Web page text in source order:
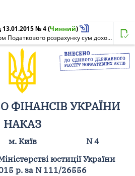
13.01.2015 № 4(Чинний)
Про затвердження форм Податкового розрахунку сум доходу, нарахованого (сплаченого) на користь платників податків - фізичних осіб, і сум утриманого з них податку, а також сум нарахованого єдиного внеску і Порядку заповнення та подання податковими агентами Податкових розрахунків сум доходу, нарахованого (сплаченого) на користь платників податків - фізичних осіб, і сум утриманого з них податку, а також сум нарахованого єдиного внеску